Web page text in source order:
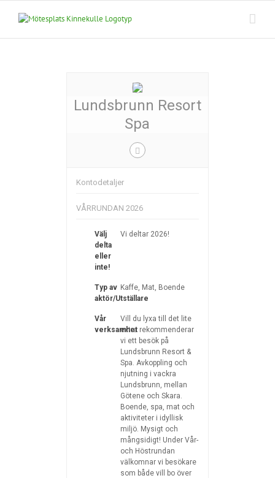
Lundsbrunn Resort
Spa
Kontodetaljer
VÅRRUNDAN 2026
Välj
delta
eller
inte!
Vi deltar 2026!
Typ av
aktör/Utställare
Kaffe, Mat, Boende
Vår
verksamhet
Vill du lyxa till det lite
extra rekommenderar
vi ett besök på
Lundsbrunn Resort &
Spa. Avkoppling och
njutning i vackra
Lundsbrunn, mellan
Götene och Skara.
Boende, spa, mat och
aktiviteter i idyllisk
miljö. Mysigt och
mångsidigt! Under Vår-
och Höstrundan
välkomnar vi besökare
som både vill bo över